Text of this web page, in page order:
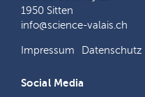
1950 Sitten
info@science-valais.ch
Impressum Datenschutz
Social Media